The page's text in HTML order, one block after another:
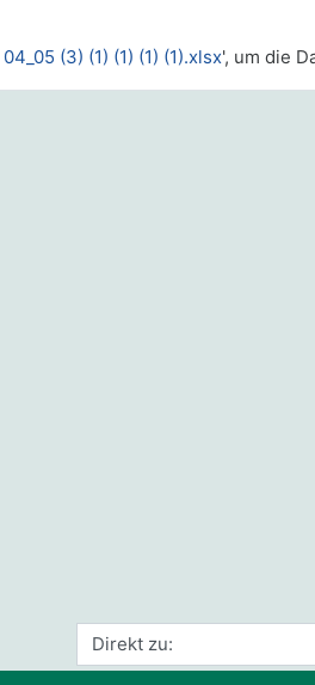
(3) (1) (1) (1) (1).xlsx', um die
Direkt zu: